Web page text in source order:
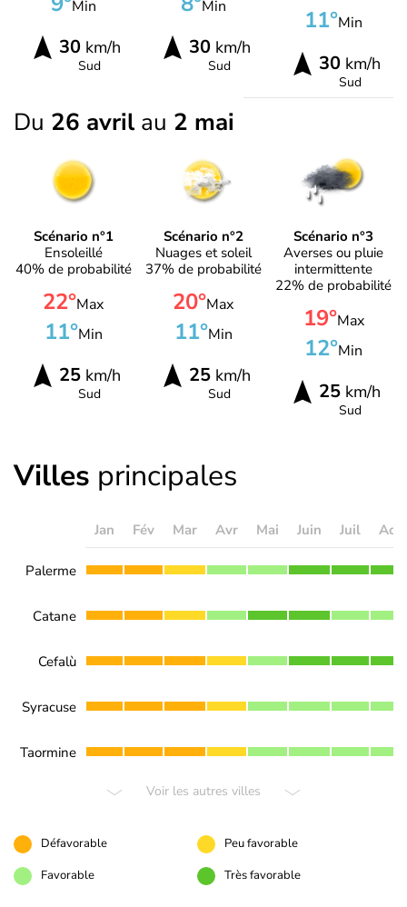
Min
30km/h
Sud
Min
30km/h
Sud
11°Min
30 km/h
Sud
Du 26 avril au 2 mai
Scénario n°1
Ensoleillé
40% de probabilité
22°Max
11°Min
25km/h
Sud
Scénario n°2
Nuages et soleil
37% de probabilité
20°Max
11°Min
25km/h
Sud
Scénario n°3
Averses ou pluie
intermittente
22% de probabilité
19°Max
12°Min
25 km/h
Sud
Villes principales
Jan Fév Mar Avr Mai Juin Juil
Palerme
Catane
Cefalù
Syracuse
Taormine
Voir les autres villes
Défavorable
Peu favorable
Favorable
Très favorable